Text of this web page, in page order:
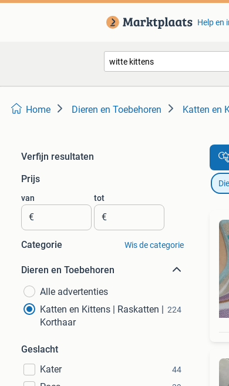
Help en
Home Dieren en Toebehoren Katten en
Verfijn resultaten
Prijs
van
€
tot
€
Categorie Wis de categorie
Dieren en Toebehoren
Alle advertenties
Katten en Kittens | Raskatten |
Korthaar
224
Geslacht
Kater
44